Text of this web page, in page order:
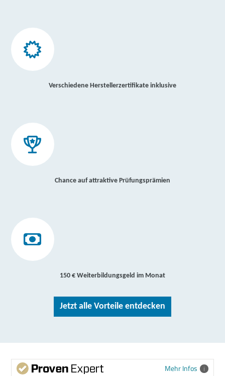
Verschiedene Herstellerzertifikate inklusive
Chance auf attraktive Prüfungsprämien
150 € Weiterbildungsgeld im Monat
Jetzt alle Vorteile entdecken
Mehr Infos